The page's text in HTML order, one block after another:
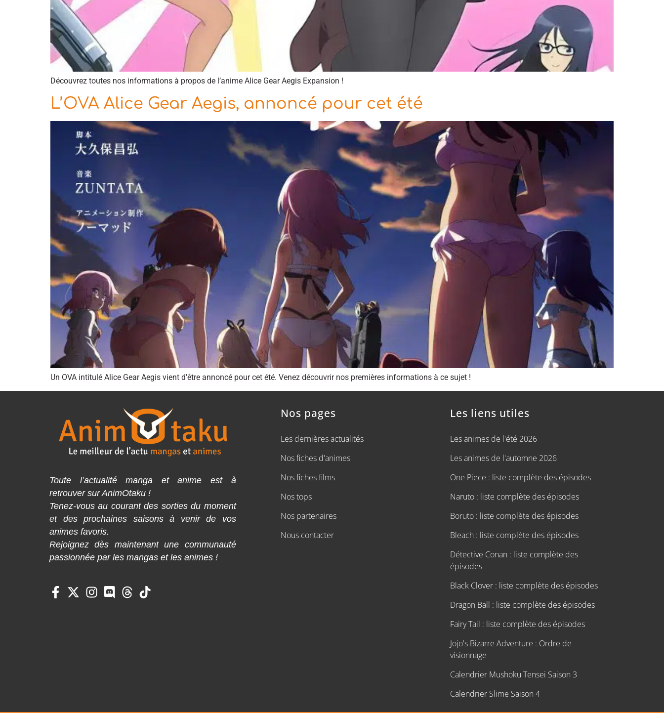
Découvrez toutes nos informations à propos de l’anime Alice Gear Aegis Expansion !
L’OVA Alice Gear Aegis, annoncé pour cet été
Un OVA intitulé Alice Gear Aegis vient d’être annoncé pour cet été. Venez découvrir nos premières informations à ce sujet !
Toute l’actualité manga et anime est à
retrouver sur AnimOtaku !
Tenez-vous au courant des sorties du moment
et des prochaines saisons à venir de vos
animes favoris.
Rejoignez dès maintenant une communauté
passionnée par les mangas et les animes !
Nos pages
Les dernières actualités
Nos fiches d'animes
Nos fiches films
Nos tops
Nos partenaires
Nous contacter
Les liens utiles
Les animes de l'été 2026
Les animes de l'automne 2026
One Piece : liste complète des épisodes
Naruto : liste complète des épisodes
Boruto : liste complète des épisodes
Bleach : liste complète des épisodes
Détective Conan : liste complète des
épisodes
Black Clover : liste complète des épisodes
Dragon Ball : liste complète des épisodes
Fairy Tail : liste complète des épisodes
Jojo's Bizarre Adventure : Ordre de
visionnage
Calendrier Mushoku Tensei Saison 3
Calendrier Slime Saison 4